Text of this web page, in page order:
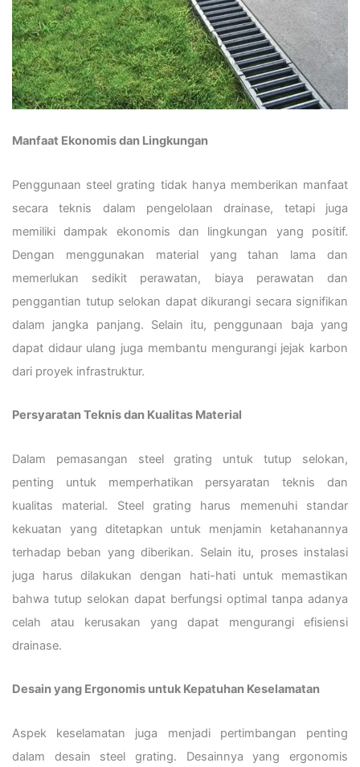
Manfaat Ekonomis dan Lingkungan
Penggunaan steel grating tidak hanya memberikan manfaat
secara teknis dalam pengelolaan drainase, tetapi juga
memiliki dampak ekonomis dan lingkungan yang positif.
Dengan menggunakan material yang tahan lama dan
memerlukan sedikit perawatan, biaya perawatan dan
penggantian tutup selokan dapat dikurangi secara signifikan
dalam jangka panjang. Selain itu, penggunaan baja yang
dapat didaur ulang juga membantu mengurangi jejak karbon
dari proyek infrastruktur.
Persyaratan Teknis dan Kualitas Material
Dalam pemasangan steel grating untuk tutup selokan,
penting untuk memperhatikan persyaratan teknis dan
kualitas material. Steel grating harus memenuhi standar
kekuatan yang ditetapkan untuk menjamin ketahanannya
terhadap beban yang diberikan. Selain itu, proses instalasi
juga harus dilakukan dengan hati-hati untuk memastikan
bahwa tutup selokan dapat berfungsi optimal tanpa adanya
celah atau kerusakan yang dapat mengurangi efisiensi
drainase.
Desain yang Ergonomis untuk Kepatuhan Keselamatan
Aspek keselamatan juga menjadi pertimbangan penting
dalam desain steel grating. Desainnya yang ergonomis